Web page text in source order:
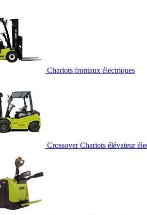
Chariots frontaux électriques
Crossover Chariots élévateur